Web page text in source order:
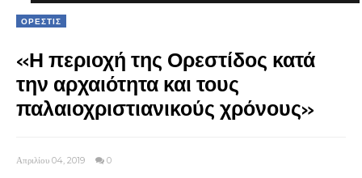
ΟΡΕΣΤΙΣ
«Η περιοχή της Ορεστίδος κατά
την αρχαιότητα και τους
παλαιοχριστιανικούς χρόνους»
Απριλίου 04, 2019 0